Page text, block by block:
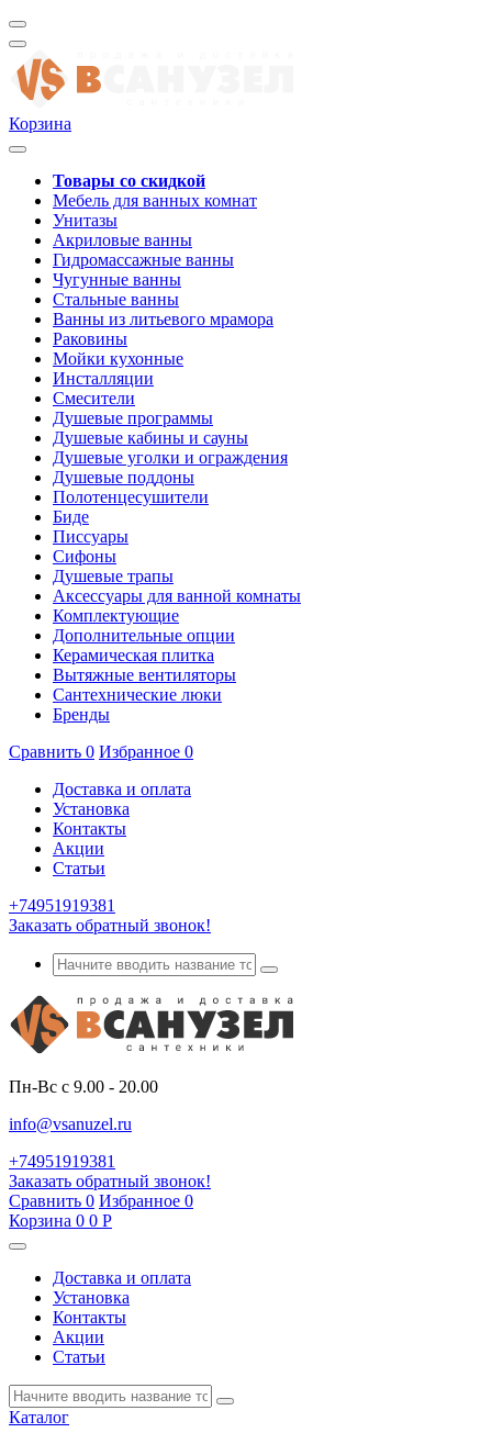
Корзина
Товары со скидкой
Мебель для ванных комнат
Унитазы
Акриловые ванны
Гидромассажные ванны
Чугунные ванны
Стальные ванны
Ванны из литьевого мрамора
Раковины
Мойки кухонные
Инсталляции
Смесители
Душевые программы
Душевые кабины и сауны
Душевые уголки и ограждения
Душевые поддоны
Полотенцесушители
Биде
Писсуары
Сифоны
Душевые трапы
Аксессуары для ванной комнаты
Комплектующие
Дополнительные опции
Керамическая плитка
Вытяжные вентиляторы
Сантехнические люки
Бренды
Сравнить 0 Избранное 0
Доставка и оплата
Установка
Контакты
Акции
Статьи
+74951919381
Заказать обратный звонок!
Пн-Вс с 9.00 - 20.00
info@vsanuzel.ru
+74951919381
Заказать обратный звонок!
Сравнить 0 Избранное 0
Корзина 0 0 Р
Доставка и оплата
Установка
Контакты
Акции
Статьи
Каталог